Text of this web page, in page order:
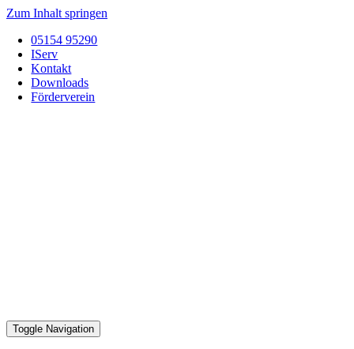
Zum Inhalt springen
05154 95290
IServ
Kontakt
Downloads
Förderverein
Toggle Navigation